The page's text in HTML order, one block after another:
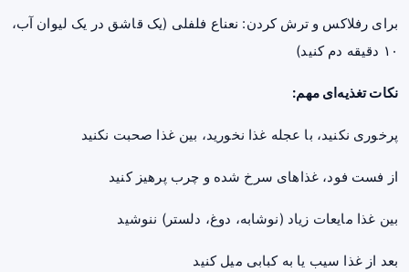
برای رفلاکس و ترش کردن: نعناع فلفلی (یک قاشق در یک لیوان آب،
۱۰ دقیقه دم کنید)
نکات تغذیه‌ای مهم:
پرخوری نکنید، با عجله غذا نخورید، بین غذا صحبت نکنید
از فست فود، غذاهای سرخ شده و چرب پرهیز کنید
بین غذا مایعات زیاد (نوشابه، دوغ، دلستر) ننوشید
بعد از غذا سیب یا به کبابی میل کنید